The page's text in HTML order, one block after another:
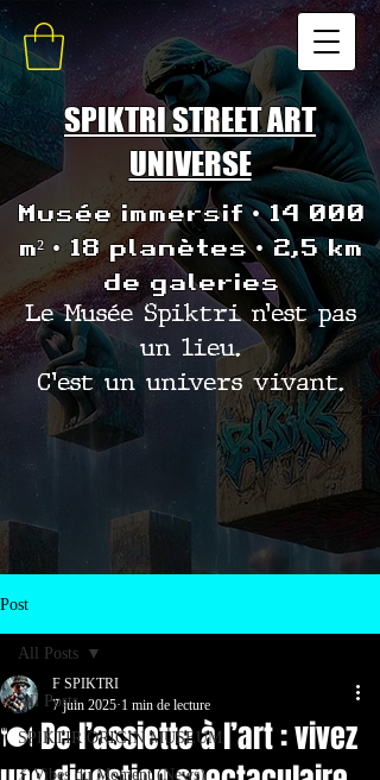
SPIKTRI STREET ART
UNIVERSE
Musée immersif • 14 000
m² • 18 planètes • 2,5 km
de galeries
Le Musée Spiktri n’est pas
un lieu.
C’est un univers vivant.
Post
All Posts
SPIKTIR ORIGIN MUSEUM
⚡ Vibes du Moment (News)
All Posts
🍽️ De l’assiette à l’art : vivez
F SPIKTRI
7 juin 2025 1 min de lecture